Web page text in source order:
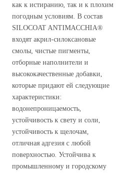
как к истиранию, так и к плохим
погодным условиям. В состав
SILOCOAT ANTIMACCHIA®
входят акрил-силоксановые
смолы, чистые пигменты,
отборные наполнители и
высококачественные добавки,
которые придают ей следующие
характеристики:
водонепроницаемость,
устойчивость к свету и соли,
устойчивость к щелочам,
отличная адгезия с любой
поверхностью. Устойчива к
промышленному и городскому